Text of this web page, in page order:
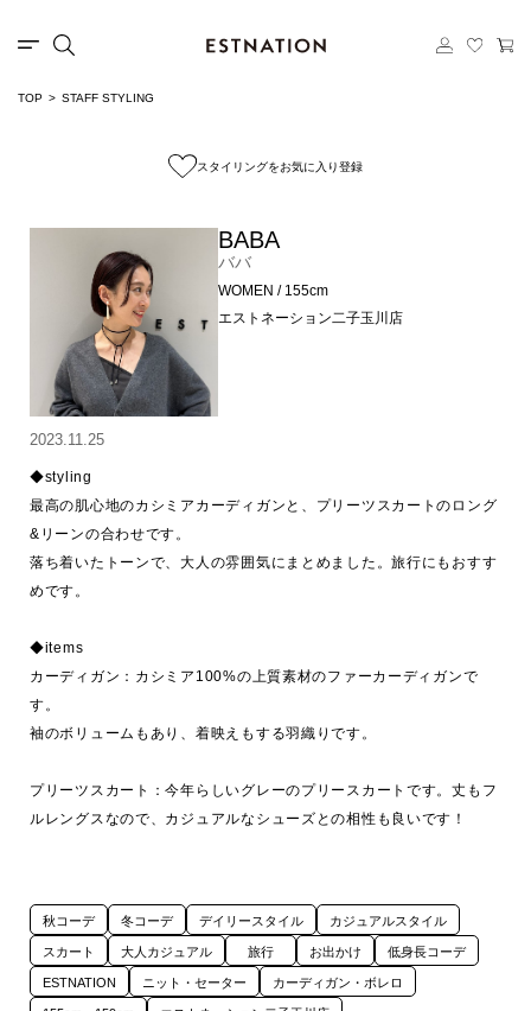
TOP STAFF STYLING
スタイリングをお気に入り登録
BABA
ババ
WOMEN / 155cm
エストネーション二子玉川店
2023.11.25
◆styling
最高の肌心地のカシミアカーディガンと、プリーツスカートのロング
&リーンの合わせです。
落ち着いたトーンで、大人の雰囲気にまとめました。旅行にもおすす
めです。
◆items
カーディガン：カシミア100%の上質素材のファーカーディガンで
す。
袖のボリュームもあり、着映えもする羽織りです。
プリーツスカート：今年らしいグレーのプリースカートです。丈もフ
ルレングスなので、カジュアルなシューズとの相性も良いです！
秋コーデ 冬コーデ デイリースタイル カジュアルスタイル
スカート 大人カジュアル 旅行 お出かけ 低身長コーデ
ESTNATION ニット・セーター カーディガン・ボレロ